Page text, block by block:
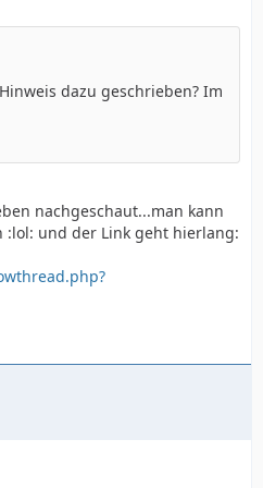
dazu geschrieben? Im
nachgeschaut...man kann
:lol: und der Link geht hierlang: